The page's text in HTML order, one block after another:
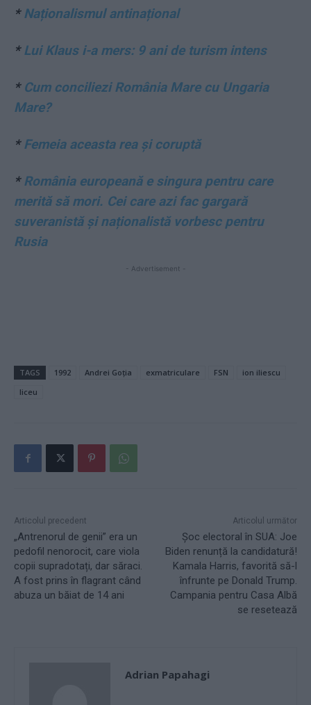
*Naționalismul antinațional
*Lui Klaus i-a mers: 9 ani de turism intens
* Cum conciliezi România Mare cu Ungaria
Mare?
*Femeia aceasta rea și coruptă
*România europeană e singura pentru care
merită să mori. Cei care azi fac gargară
suveranistă și naționalistă vorbesc pentru
Rusia
- Advertisement -
TAGS 1992 Andrei Goția exmatriculare FSN
ion iliescu
liceu
Articolul precedent
„Antrenorul de genii” era un
pedofil nenorocit, care viola
copii supradotați, dar săraci.
A fost prins în flagrant când
abuza un băiat de 14 ani
Articolul următor
Șoc electoral în SUA: Joe
Biden renunță la candidatură!
Kamala Harris, favorită să-l
înfrunte pe Donald Trump.
Campania pentru Casa Albă
se resetează
Adrian Papahagi